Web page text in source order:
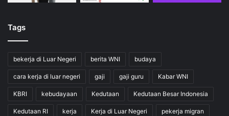
Tags
bekerja di Luar Negeri berita WNI budaya
cara kerja di luar negeri gaji gaji guru Kabar WNI
KBRI kebudayaan Kedutaan Kedutaan Besar Indonesia
Kedutaan RI kerja Kerja di Luar Negeri pekerja migran